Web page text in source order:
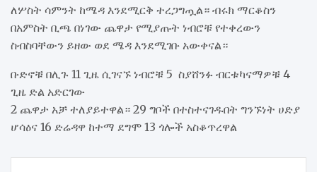
ለሦስት ሳምንት ከሜዳ እንደሚርቅ ተረጋግጧል። ብሩክ ማርቆስን
በአምስት ቢጫ በነገው ጨዋታ የሚያጡት ነብሮቹ የተቀረውን
ስብስባቸውን ይዘው ወደ ሜዳ እንደሚገቡ አውቀናል።
ቡድኖቹ በሊጉ 11 ጊዜ ሲገናኙ ነብሮቹ 5 ስያሸንፉ ብርቱካናማዎቹ 4
ጊዜ ድል አድርገው
2 ጨዋታ አቻ ተለያይተዋል። 29 ግቦች በተስተናገዱበት ግንኙነት ሀድያ
ሆሳዕና 16 ድሬዳዋ ከተማ ደግሞ 13 ጎሎች አስቆጥረዋል